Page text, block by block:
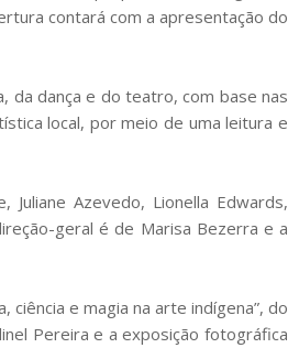
contará com a apresentação do
da dança e do teatro, com base nas
local, por meio de uma leitura e
Azevedo, Lionella Edwards,
geral é de Marisa Bezerra e a
ciência e magia na arte indígena”, do
Pereira e a exposição fotográfica